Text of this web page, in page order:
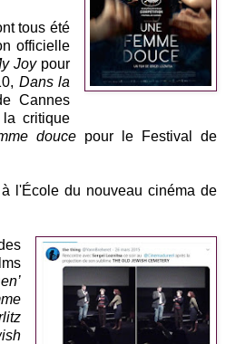
tous été
officielle
Joypour
Dans la
Cannes
critique
douce pour le Festival de
l'École du nouveau cinéma de